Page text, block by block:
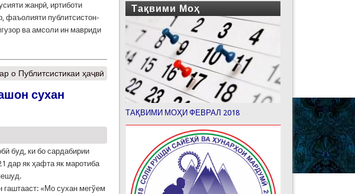
жанрӣ, иртиботи
фаъолияти публитсистон-
ва амсоли ин мавриди
о Публитсистикаи ҳаҷвӣ
сухан
буд, ки бо сардабирии
дар як ҳафта як маротиба
«Мо сухан мегўем
Тақвими Моҳ
ТАҚВИМИ МОҲИ ФЕВРАЛ 2018